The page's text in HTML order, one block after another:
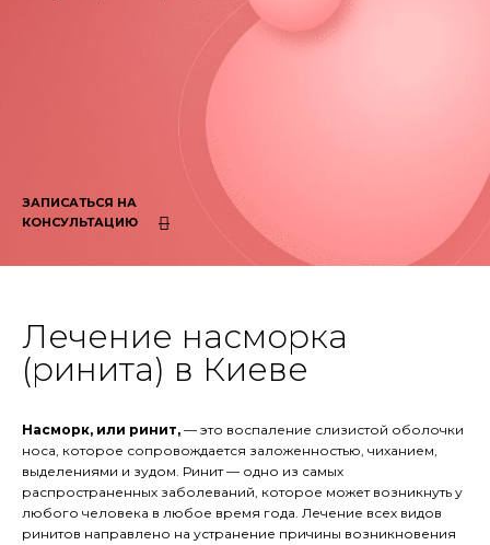
ЗАПИСАТЬСЯ НА
КОНСУЛЬТАЦИЮ
Лечение насморка
(ринита) в Киеве
Насморк, или ринит, — это воспаление слизистой оболочки
носа, которое сопровождается заложенностью, чиханием,
выделениями и зудом. Ринит — одно из самых
распространенных заболеваний, которое может возникнуть у
любого человека в любое время года. Лечение всех видов
ринитов направлено на устранение причины возникновения